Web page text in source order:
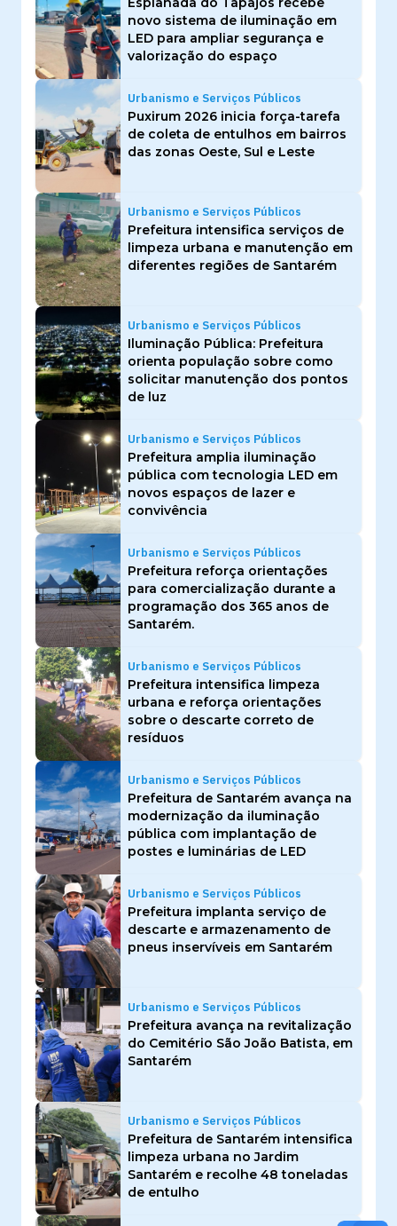
novo sistema de iluminação em
LED para ampliar segurança e
valorização do espaço
Urbanismo e Serviços Públicos
Puxirum 2026 inicia força-tarefa
de coleta de entulhos em bairros
das zonas Oeste, Sul e Leste
Urbanismo e Serviços Públicos
Prefeitura intensifica serviços de
limpeza urbana e manutenção em
diferentes regiões de Santarém
Urbanismo e Serviços Públicos
Iluminação Pública: Prefeitura
orienta população sobre como
solicitar manutenção dos pontos
de luz
Urbanismo e Serviços Públicos
Prefeitura amplia iluminação
pública com tecnologia LED em
novos espaços de lazer e
convivência
Urbanismo e Serviços Públicos
Prefeitura reforça orientações
para comercialização durante a
programação dos 365 anos de
Santarém.
Urbanismo e Serviços Públicos
Prefeitura intensifica limpeza
urbana e reforça orientações
sobre o descarte correto de
resíduos
Urbanismo e Serviços Públicos
Prefeitura de Santarém avança na
modernização da iluminação
pública com implantação de
postes e luminárias de LED
Urbanismo e Serviços Públicos
Prefeitura implanta serviço de
descarte e armazenamento de
pneus inservíveis em Santarém
Urbanismo e Serviços Públicos
Prefeitura avança na revitalização
do Cemitério São João Batista, em
Santarém
Urbanismo e Serviços Públicos
Prefeitura de Santarém intensifica
limpeza urbana no Jardim
Santarém e recolhe 48 toneladas
de entulho